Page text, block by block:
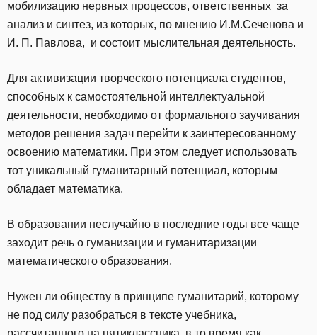
мобилизацию нервных процессов, ответственных за
анализ и синтез, из которых, по мнению И.М.Сеченова и
И. П. Павлова, и состоит мыслительная деятельность.
Для активизации творческого потенциала студентов,
способных к самостоятельной интеллектуальной
деятельности, необходимо от формального заучивания
методов решения задач перейти к заинтересованному
освоению математики. При этом следует использовать
тот уникальный гуманитарный потенциал, которым
обладает математика.
В образовании неслучайно в последние годы все чаще
заходит речь о гуманизации и гуманитаризации
математического образования.
Нужен ли обществу в принципе гуманитарий, которому
не под силу разобраться в тексте учебника,